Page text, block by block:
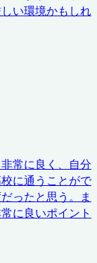
い環境かもしれ
常に良く、自分
に通うことがで
ったと思う。ま
に良いポイント